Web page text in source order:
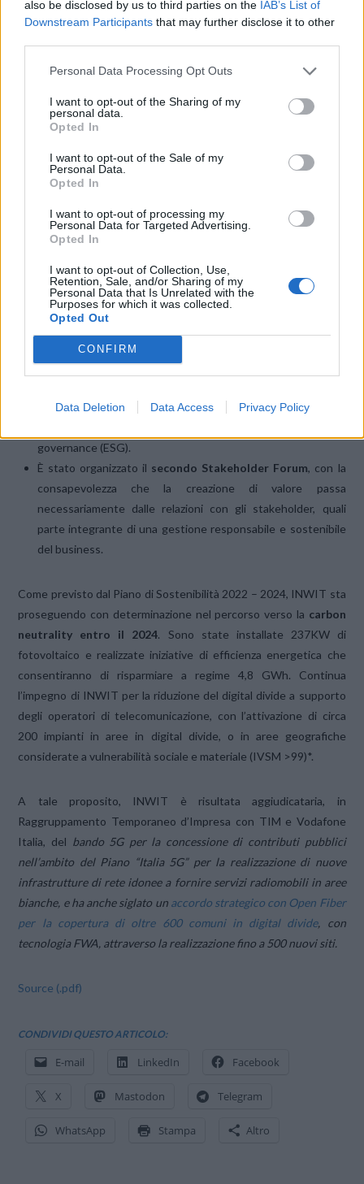
also be disclosed by us to third parties on the IAB’s List of
Downstream Participants that may further disclose it to other
Personal Data Processing Opt Outs
I want to opt-out of the Sharing of my
personal data.
Opted In
I want to opt-out of the Sale of my
Personal Data.
Opted In
I want to opt-out of processing my
Personal Data for Targeted Advertising.
Opted In
I want to opt-out of Collection, Use,
Retention, Sale, and/or Sharing of my
Personal Data that Is Unrelated with the
Purposes for which it was collected.
Opted Out
CONFIRM
Data Deletion Data Access Privacy Policy
milioni di euro, in aumento di 16 milioni di euro rispetto al primo
semestre 2021 (+29,6%), e sono stati destinati principalmente
alla realizzazione di nuovi siti, allo sviluppo di microcoperture
indoor con sistemi DAS e all’acquisizione di terreni.
AVANZAMENTO PIANO DI SOSTENIBILITÀ
Report Integratoed è proseguito con determinazione il
percorso di trasformazione della società verso un business
di lungo periodo, e contribuire alla crescita, al miglioramento e
allo sviluppo sociale ed economico delle comunità nelle quali
INWIT è stata inclusa per la prima volta nel
Gender-Equality Index
(73,68/100) che ha premiato in particolare le politiche per una
cultura inclusiva e per l’uguaglianza retributiva.
Series,l’indice gestito da FTSE Russell, che classifica le
governance (ESG).
È stato organizzato il secondo Stakeholder Forum, con la
consapevolezza che la creazione di valore passa
necessariamente dalle relazioni con gli stakeholder, quali
parte integrante di una gestione responsabile e sostenibile
del business.
Come previsto dal Piano di Sostenibilità 2022 – 2024, INWIT sta
proseguendo con determinazione nel percorso verso la carbon
neutrality entro il 2024. Sono state installate 237KW di
fotovoltaico e realizzate iniziative di efficienza energetica che
consentiranno di risparmiare a regime 4,8 GWh. Continua
l’impegno di INWIT per la riduzione del digital divide a supporto
degli operatori di telecomunicazione, con l’attivazione di circa
200 impianti in aree in digital divide, o in aree geografiche
considerate a vulnerabilità sociale e materiale (IVSM >99)*.
A tale proposito, INWIT è risultata aggiudicataria, in
Raggruppamento Temporaneo d’Impresa con TIM e Vodafone
Italia, del bando 5G per la concessione di contributi pubblici
nell’ambito del Piano “Italia 5G” per la realizzazione di nuove
infrastrutture di rete idonee a fornire servizi radiomobili in aree
bianche, e ha anche siglato un accordo strategico con Open Fiber
per la copertura di oltre 600 comuni in digital divide, con
tecnologia FWA, attraverso la realizzazione fino a 500 nuovi siti.
Source (.pdf)
CONDIVIDI QUESTO ARTICOLO:
E-mail LinkedIn Facebook
X Mastodon Telegram
WhatsApp Stampa Altro